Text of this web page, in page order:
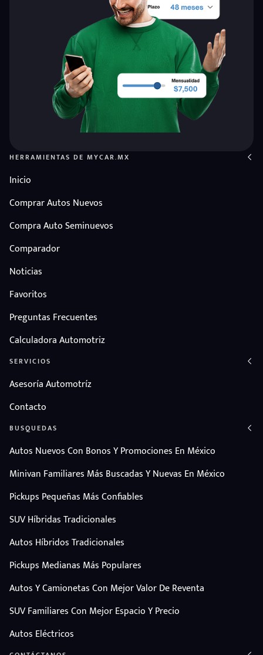
HERRAMIENTAS DE MYCAR.MX
Inicio
Comprar Autos Nuevos
Compra Auto Seminuevos
Comparador
Noticias
Favoritos
Preguntas Frecuentes
Calculadora Automotriz
SERVICIOS
Asesoría Automotríz
Contacto
BUSQUEDAS
Autos Nuevos Con Bonos Y Promociones En México
Minivan Familiares Más Buscadas Y Nuevas En México
Pickups Pequeñas Más Confiables
SUV Híbridas Tradicionales
Autos Híbridos Tradicionales
Pickups Medianas Más Populares
Autos Y Camionetas Con Mejor Valor De Reventa
SUV Familiares Con Mejor Espacio Y Precio
Autos Eléctricos